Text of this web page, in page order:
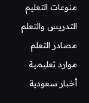
منوعات التعليم
التدريس والتعلم
مصادر التعلم
موارد تعليمية
أخبار سعودية